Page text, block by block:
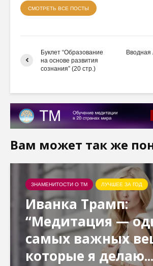
СМОТРЕТЬ ВСЕ ПОСТЫ
Буклет “Образование
на основе развития
сознания” (20 стр.)
Вводная
Вам может так же
ЗНАМЕНИТОСТИ О ТМ ЛУЧШЕЕ ЗА ГОД
Иванка Трамп:
“Медитация —
самых важных
которые я делаю...